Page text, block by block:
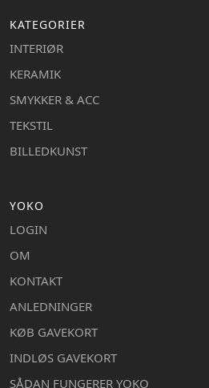
KATEGORIER
INTERIØR
KERAMIK
SMYKKER & ACC
TEKSTIL
BILLEDKUNST
YOKO
LOGIN
OM
KONTAKT
ANLEDNINGER
KØB GAVEKORT
INDLØS GAVEKORT
SÅDAN FUNGERER YOKO